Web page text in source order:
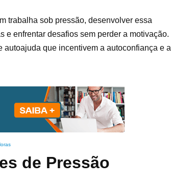
trabalha sob pressão, desenvolver essa
enfrentar desafios sem perder a motivação.
autoajuda que incentivem a autoconfiança e a
de Pressão